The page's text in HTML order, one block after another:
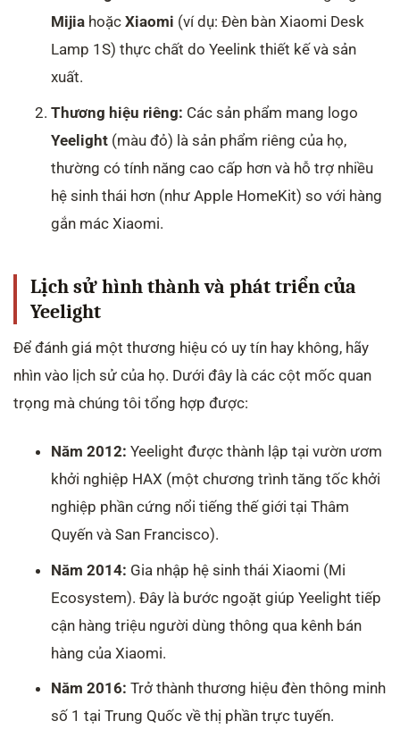
Mijia hoặcXiaomi (ví dụ: Đèn bàn Xiaomi Desk
Lamp 1S) thực chất do Yeelink thiết kế và sản
xuất.
Thương hiệu riêng: Các sản phẩm mang logo
Yeelight (màu đỏ) là sản phẩm riêng của họ,
thường có tính năng cao cấp hơn và hỗ trợ nhiều
hệ sinh thái hơn (như Apple HomeKit) so với hàng
gắn mác Xiaomi.
Lịch sử hình thành và phát triển của
Yeelight
Để đánh giá một thương hiệu có uy tín hay không, hãy
nhìn vào lịch sử của họ. Dưới đây là các cột mốc quan
trọng mà chúng tôi tổng hợp được:
Năm 2012: Yeelight được thành lập tại vườn ươm
khởi nghiệp HAX (một chương trình tăng tốc khởi
nghiệp phần cứng nổi tiếng thế giới tại Thâm
Quyến và San Francisco).
Năm 2014: Gia nhập hệ sinh thái Xiaomi (Mi
Ecosystem). Đây là bước ngoặt giúp Yeelight tiếp
cận hàng triệu người dùng thông qua kênh bán
hàng của Xiaomi.
Năm 2016: Trở thành thương hiệu đèn thông minh
số 1 tại Trung Quốc về thị phần trực tuyến.